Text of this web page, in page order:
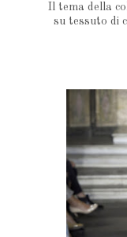
Il tema della
su tessuto di